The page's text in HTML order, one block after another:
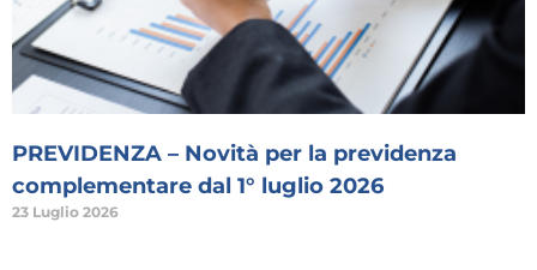
PREVIDENZA – Novità per la previdenza
complementare dal 1° luglio 2026
23 Luglio 2026